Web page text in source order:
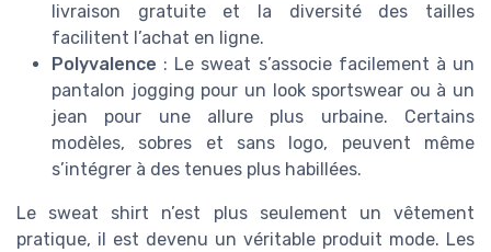
livraison gratuite et la diversité des tailles
facilitent l’achat en ligne.
Polyvalence : Le sweat s’associe facilement à un
pantalon jogging pour un look sportswear ou à un
jean pour une allure plus urbaine. Certains
modèles, sobres et sans logo, peuvent même
s’intégrer à des tenues plus habillées.
Le sweat shirt n’est plus seulement un vêtement
pratique, il est devenu un véritable produit mode. Les